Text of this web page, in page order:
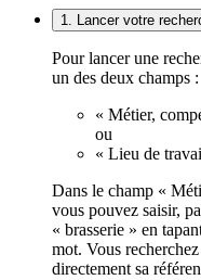
1. Lancer votre
Pour lancer une
un des deux champs :
« Métier,
ou
« Lieu de
Dans le champ «
vous pouvez saisir,
« brasserie » en
mot. Vous
directement sa